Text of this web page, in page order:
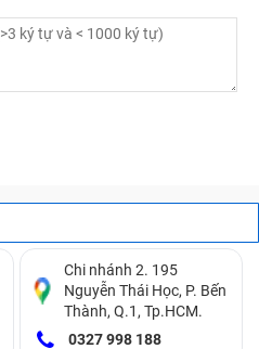
Chi nhánh 2. 195
Nguyễn Thái Học, P. Bến
Thành, Q.1, Tp.HCM.
0327 998 188